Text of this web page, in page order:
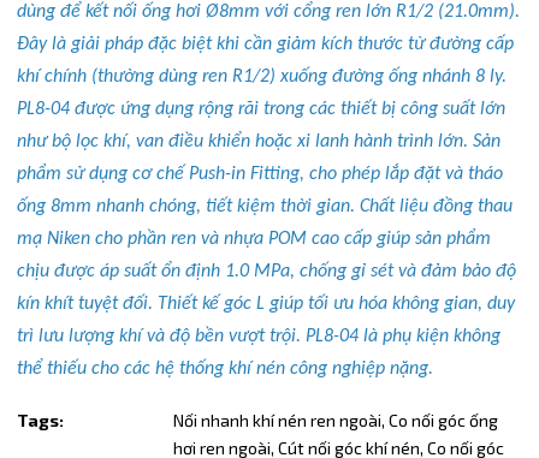
dùng để kết nối ống hơi Ø8mm với cổng ren lớn R1/2 (21.0mm).
Đây là giải pháp đặc biệt khi cần giảm kích thước từ đường cấp
khí chính (thường dùng ren R1/2) xuống đường ống nhánh 8 ly.
PL8-04 được ứng dụng rộng rãi trong các thiết bị công suất lớn
như bộ lọc khí, van điều khiển hoặc xi lanh hành trình lớn. Sản
phẩm sử dụng cơ chế Push-in Fitting, cho phép lắp đặt và tháo
ống 8mm nhanh chóng, tiết kiệm thời gian. Chất liệu đồng thau
mạ Niken cho phần ren và nhựa POM cao cấp giúp sản phẩm
chịu được áp suất ổn định 1.0 MPa, chống gỉ sét và đảm bảo độ
kín khít tuyệt đối. Thiết kế góc L giúp tối ưu hóa không gian, duy
trì lưu lượng khí và độ bền vượt trội. PL8-04 là phụ kiện không
thể thiếu cho các hệ thống khí nén công nghiệp nặng.
Tags: Nối nhanh khí nén ren ngoài, Co nối góc ống
hơi ren ngoài, Cút nối góc khí nén, Co nối góc